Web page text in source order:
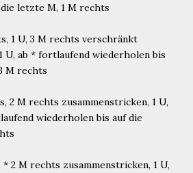
letzte M, 1 M rechts
1 U, 3 M rechts verschränkt
U, ab * fortlaufend wiederholen bis
M rechts
2 M rechts zusammenstricken, 1 U,
wiederholen bis auf die
2 M rechts zusammenstricken, 1 U,